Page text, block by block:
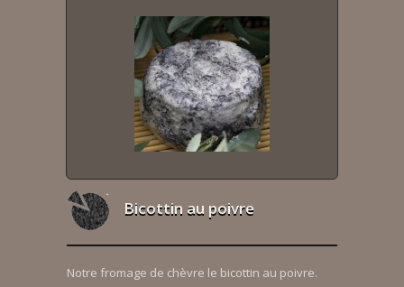
Bicottin au poivre
Notre fromage de chèvre le bicottin au poivre.